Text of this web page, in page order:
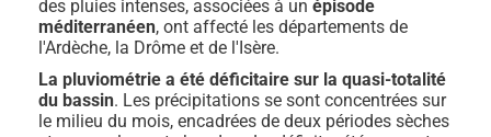
des pluies intenses, associées à un épisode
méditerranéen, ont affecté les départements de
l'Ardèche, la Drôme et de l'Isère.
La pluviométrie a été déficitaire sur la quasi-totalité
du bassin. Les précipitations se sont concentrées sur
le milieu du mois, encadrées de deux périodes sèches